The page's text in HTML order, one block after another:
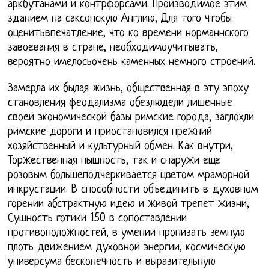
аркбутанами и контрфорсами. Производимое этим
зданием на саксонскую Англию, Для того чтобы
оценитьвпечатление, что ко времени норманнского
завоевания в стране, необходимоучитывать,
вероятно имелосьочень каменных немного строений.
Замерла их былая жизнь, общественная в эту эпоху
становления феодализма обезлюдели лишенные
своей экономической базы римские города, заглохли
римские дороги и приостановился прежний
хозяйственный и культурный обмен. Как внутри,
Торжественная пышность, так и снаружи еще
розовым большеподчеркивается цветом мраморной
инкрустации. В способности объединить в духовном
горении абстрактную идею и живой трепет жизни,
Сущность готики 150 в сопоставлении
противоположностей, в умении пронизать земную
плоть движением духовной энергии, космическую
универсума бесконечность и выразительную